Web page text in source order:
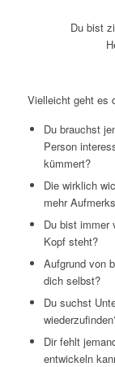
Du bist
Vielleicht geht es
Du brauchst
Person
kümmert?
Die wirklich
mehr
Du bist immer
Kopf steht?
Aufgrund von
dich selbst?
Du suchst
Dir fehlt
entwickeln